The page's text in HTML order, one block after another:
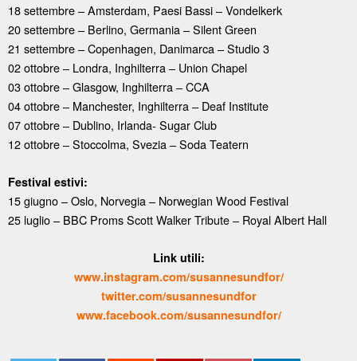
18 settembre – Amsterdam, Paesi Bassi – Vondelkerk
20 settembre – Berlino, Germania – Silent Green
21 settembre – Copenhagen, Danimarca – Studio 3
02 ottobre – Londra, Inghilterra – Union Chapel
03 ottobre – Glasgow, Inghilterra – CCA
04 ottobre – Manchester, Inghilterra – Deaf Institute
07 ottobre – Dublino, Irlanda- Sugar Club
12 ottobre – Stoccolma, Svezia – Soda Teatern
Festival estivi:
15 giugno – Oslo, Norvegia – Norwegian Wood Festival
25 luglio – BBC Proms Scott Walker Tribute – Royal Albert Hall
Link utili:
www.instagram.com/susannesundfor/
twitter.com/susannesundfor
www.facebook.com/susannesundfor/